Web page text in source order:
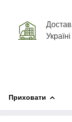
Україні
Приховати